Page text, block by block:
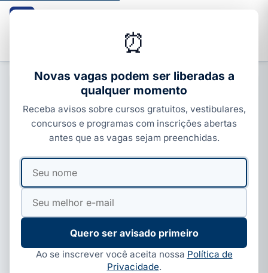
Curso de Eletricista Automotivo no
SENAI: salário e como se inscrever
⏰
Novas vagas podem ser liberadas a
qualquer momento
Receba avisos sobre cursos gratuitos, vestibulares,
concursos e programas com inscrições abertas
antes que as vagas sejam preenchidas.
Seu
nome
Seu
mail
Quero ser avisado primeiro
Ao se inscrever você aceita nossa Política de
Privacidade.